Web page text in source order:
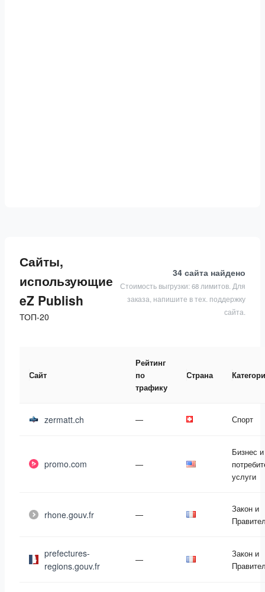
Сайты,
использующие
eZ Publish
ТОП-20
34 сайта найдено
Стоимость выгрузки: 68 лимитов. Для
заказа, напишите в тех. поддержку
сайта.
Сайт
Рейтинг
по
трафику
Страна
zermatt.ch — Спорт
promo.com —
Бизнес и
услуги
rhone.gouv.fr —
Закон и
prefectures-
regions.gouv.fr
—
Закон и